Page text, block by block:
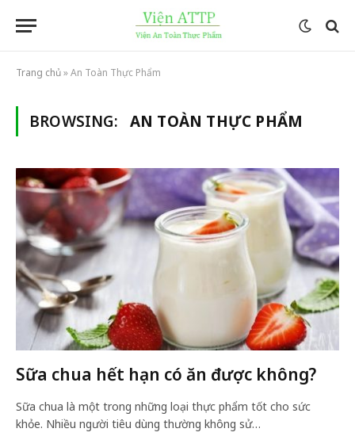
Trang chủ»An Toàn Thực Phẩm
BROWSING: AN TOÀN THỰC PHẨM
Sữa chua hết hạn có ăn được không?
Sữa chua là một trong những loại thực phẩm tốt cho sức
khỏe. Nhiều người tiêu dùng thường không sử…